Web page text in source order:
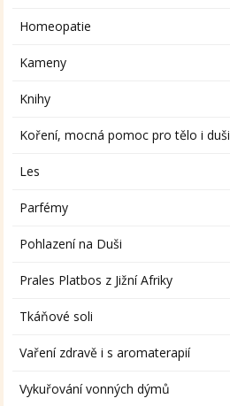
Homeopatie
Kameny
Knihy
Koření, mocná pomoc pro tělo i duši
Les
Parfémy
Pohlazení na Duši
Prales Platbos z Jižní Afriky
Tkáňové soli
Vaření zdravě i s aromaterapií
Vykuřování vonných dýmů